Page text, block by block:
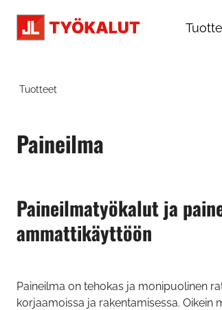
Tuotteet
Paineilma
Paineilmatyökalut ja
ammattikäyttöön
Paineilma on tehokas ja monipuolinen
korjaamoissa ja rakentamisessa.